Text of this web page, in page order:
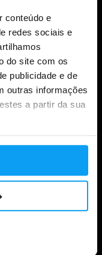
conteúdo e
redes sociais e
do site com os
publicidade e de
outras informações
a partir da sua